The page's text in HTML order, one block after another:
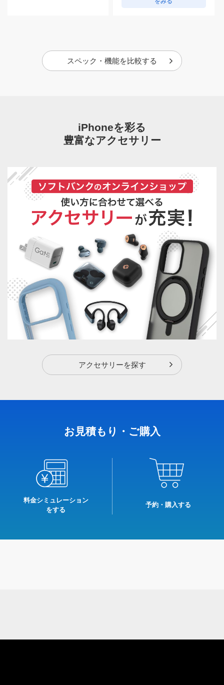
スペック・機能を比較する
iPhoneを彩る
豊富なアクセサリー
アクセサリーを探す
お見積もり・ご購入
料金シミュレーション
をする
予約・購入する